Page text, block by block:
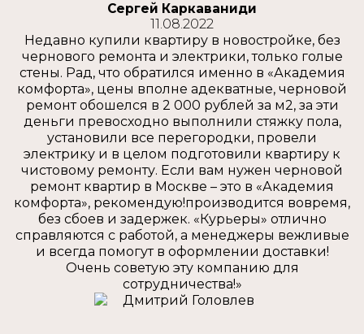
Сергей Каркаваниди
11.08.2022
Недавно купили квартиру в новостройке, без
чернового ремонта и электрики, только голые
стены. Рад, что обратился именно в «Академия
комфорта», цены вполне адекватные, черновой
ремонт обошелся в 2 000 рублей за м2, за эти
деньги превосходно выполнили стяжку пола,
установили все перегородки, провели
электрику и в целом подготовили квартиру к
чистовому ремонту. Если вам нужен черновой
ремонт квартир в Москве – это в «Академия
комфорта», рекомендую!производится вовремя,
без сбоев и задержек. «Курьеры» отлично
справляются с работой, а менеджеры вежливые
и всегда помогут в оформлении доставки!
Очень советую эту компанию для
сотрудничества!»